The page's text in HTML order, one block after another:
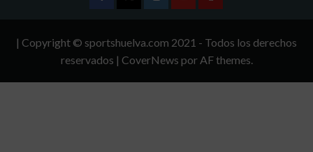
InstagramYoutubeTÉRMINOS
CONDICIONES
| Copyright © sportshuelva.com 2021 - Todos los derechos
reservados | CoverNews por AF themes.